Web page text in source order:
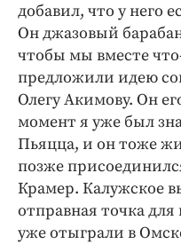
добавил, что у него
Он джазовый
чтобы мы вместе
предложили идею
Олегу Акимову. Он
момент я уже был
Пьяцца, и он тоже
позже
Крамер. Калужское
отправная точка
уже отыграли в